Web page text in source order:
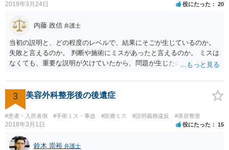
2019年3月24日 役にたった 20
内藤 政信 弁護士
当初の説明と、どの程度のレベルで、結果にそごが生じているのか。
失敗と言えるのか。 判断や施術にミスがあったと言えるのか。 ミスは
なくても、重要な説明が欠けていたから、問題が生じたのか。 美容整
3 美容外科整形後の後遺症
#患者・入所者側 #手術ミス・事故 #医療ミス #説明義務違反 #美容整形
2018年3月1日 役にたった 15
鈴木 崇裕 弁護士